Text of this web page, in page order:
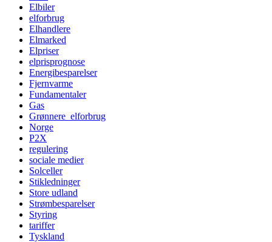
Elbiler
elforbrug
Elhandlere
Elmarked
Elpriser
elprisprognose
Energibesparelser
Fjernvarme
Fundamentaler
Gas
Grønnere_elforbrug
Norge
P2X
regulering
sociale medier
Solceller
Stikledninger
Store udland
Strømbesparelser
Styring
tariffer
Tyskland